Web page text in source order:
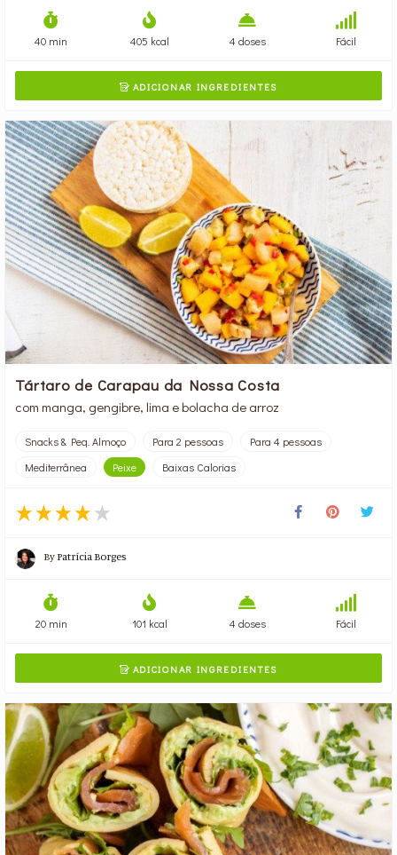
40 min 405 kcal 4 doses Fácil
ADICIONAR INGREDIENTES
Tártaro de Carapau da Nossa Costa
com manga, gengibre, lima e bolacha de arroz
Snacks & Peq. Almoço Para 2 pessoas
Para 4 pessoas
Mediterrânea
Peixe Baixas Calorias
ByPatrícia Borges
20 min 101 kcal 4 doses Fácil
ADICIONAR INGREDIENTES